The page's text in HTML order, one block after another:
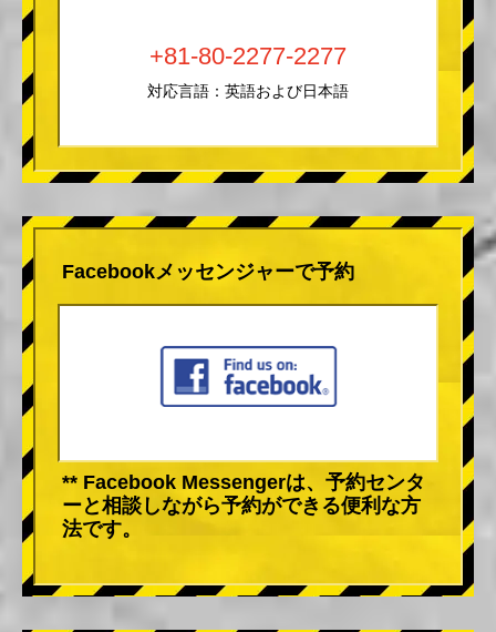
+81-80-2277-2277
対応言語：英語および日本語
Facebookメッセンジャーで予約
** Facebook Messengerは、予約センタ
ーと相談しながら予約ができる便利な方
法です。